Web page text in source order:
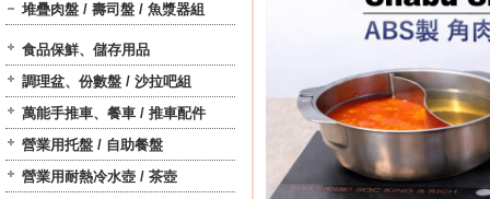
堆疊肉盤 / 壽司盤 / 魚漿器組
食品保鮮、儲存用品
調理盆、份數盤 / 沙拉吧組
萬能手推車、餐車 / 推車配件
營業用托盤 / 自助餐盤
營業用耐熱冷水壺 / 茶壺